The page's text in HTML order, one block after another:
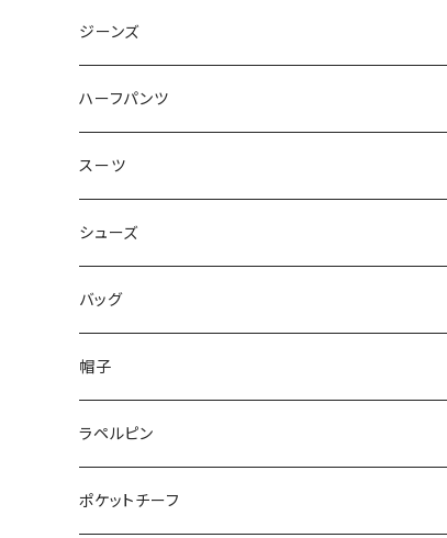
50/XL～
48/L
50/XL～
46/M
48/L
50/XL～
～44/S
46/M
48/L
50/XL～
ジーンズ
～44/S
46/M
48/L
50/XL～
ハーフパンツ
～44/S
46/M
48/L
50/XL～
スーツ
～44/S
46/M
48/L
50/XL～
シューズ
～25.5cm
26cm～
27cm～
28cm～
バッグ
帽子
ラペルピン
ポケットチーフ